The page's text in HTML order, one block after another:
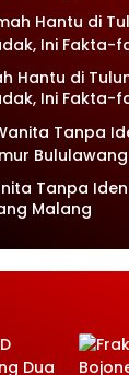
Hantu di
Ini Fakta-
Tanpa
Malang